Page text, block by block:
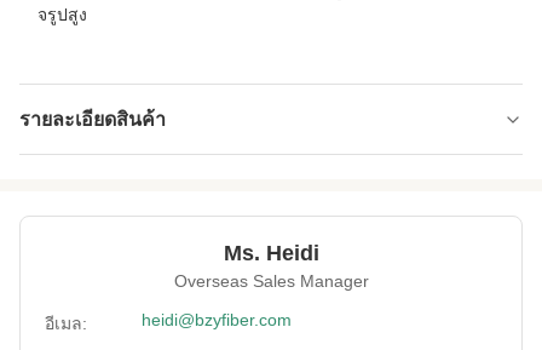
จรูปสูง
รายละเอียดสินค้า
Specification:
Native/Regenerative:พื้นเมือง
Color:
Ms. Heidi
Overseas Sales Manager
อีเมล: heidi@bzyfiber.com